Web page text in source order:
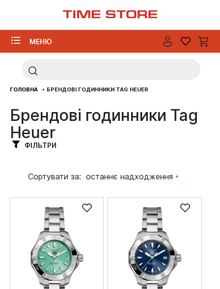
МЕНЮ
ГОЛОВНА БРЕНДОВІ ГОДИННИКИ TAG HEUER
ФІЛЬТРИ
Брендові годинники Tag
Heuer
Сортувати за: останнє надходження